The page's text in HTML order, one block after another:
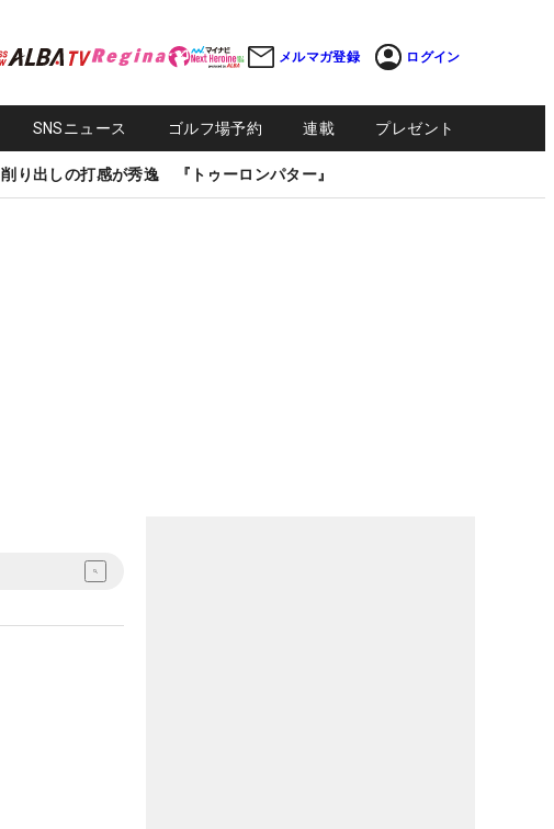
メルマガ登録 ログイン
SNSニュース ゴルフ場予約 連載 プレゼント
削り出しの打感が秀逸 『トゥーロンパター』